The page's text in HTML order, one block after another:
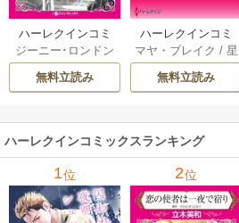
ハーレクインコミ
ックス セット 202
6年 vol.1064 1巻
ジーニー･ロンドン
橘花夜/ メアリ
ー･ライアンズ
ーガン/星合操/ア
ン･ウィール/ 津寺
里可子
無料立読み
ハーレクインコミ
ックス セット 202
6年 vol.1002 1巻
マヤ・ブレイク / 星
野正美/ ヘレン･ブ
ルックス/のわきね
ウェイ/一重夕子
無料立読み
ハーレクインコミックスランキング
1位 2位